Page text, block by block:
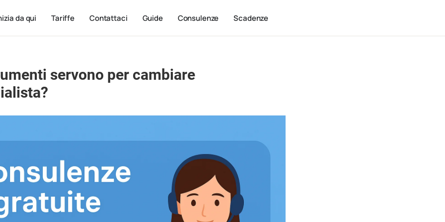
da qui Tariffe Contattaci Guide Consulenze Scadenze
servono per cambiare